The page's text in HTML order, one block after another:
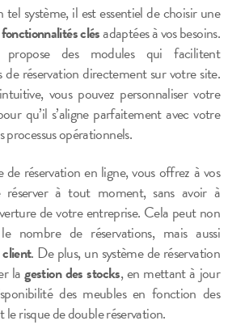
système, il est essentiel de choisir une
fonctionnalités clésadaptées à vos besoins.
des modules qui facilitent
de réservation directement sur votre site.
vous pouvez personnaliser votre
qu’il s’aligne parfaitement avec votre
opérationnels.
réservation en ligne, vous offrez à vos
réserver à tout moment, sans avoir à
de votre entreprise. Cela peut non
nombre de réservations, mais aussi
. De plus, un système de réservation
lagestion des stocks, en mettant à jour
des meubles en fonction des
le risque de double réservation.